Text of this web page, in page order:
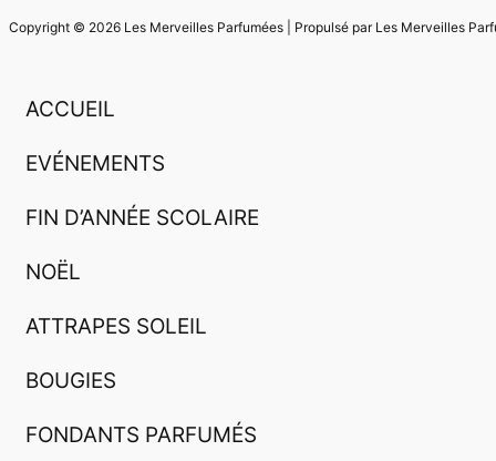
Copyright © 2026 Les Merveilles Parfumées | Propulsé par Les Merveilles
ACCUEIL
EVÉNEMENTS
FIN D’ANNÉE SCOLAIRE
NOËL
ATTRAPES SOLEIL
BOUGIES
FONDANTS PARFUMÉS